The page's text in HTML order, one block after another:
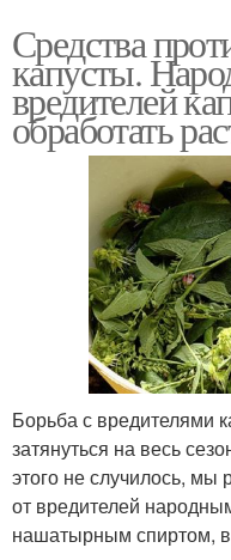
Средства
капусты.
вредителей
обработать
Борьба с вредителями
затянуться на весь
этого не случилось, мы
от вредителей
нашатырным спиртом,